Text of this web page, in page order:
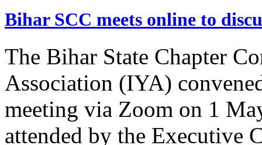
Bihar SCC meets online to
The Bihar State Chapter
Association (IYA)
meeting via Zoom on 1
attended by the Executive